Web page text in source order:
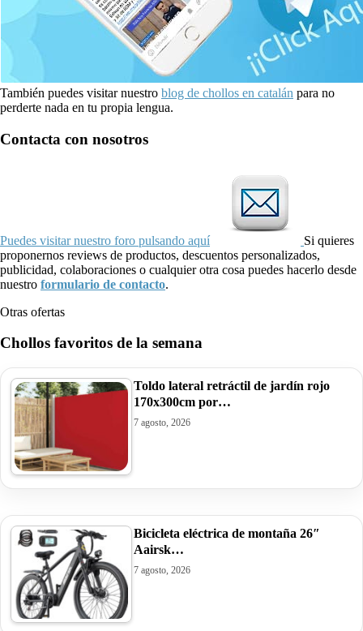
También puedes visitar nuestro blog de chollos en catalán para no
perderte nada en tu propia lengua.
Contacta con nosotros
Puedes visitar nuestro foro pulsando aquí
Si quieres
proponernos reviews de productos, descuentos personalizados,
publicidad, colaboraciones o cualquier otra cosa puedes hacerlo desde
nuestro formulario de contacto.
Otras ofertas
Chollos favoritos de la semana
Toldo lateral retráctil de jardín rojo
170x300cm por…
7 agosto, 2026
Bicicleta eléctrica de montaña 26″
Aairsk…
7 agosto, 2026